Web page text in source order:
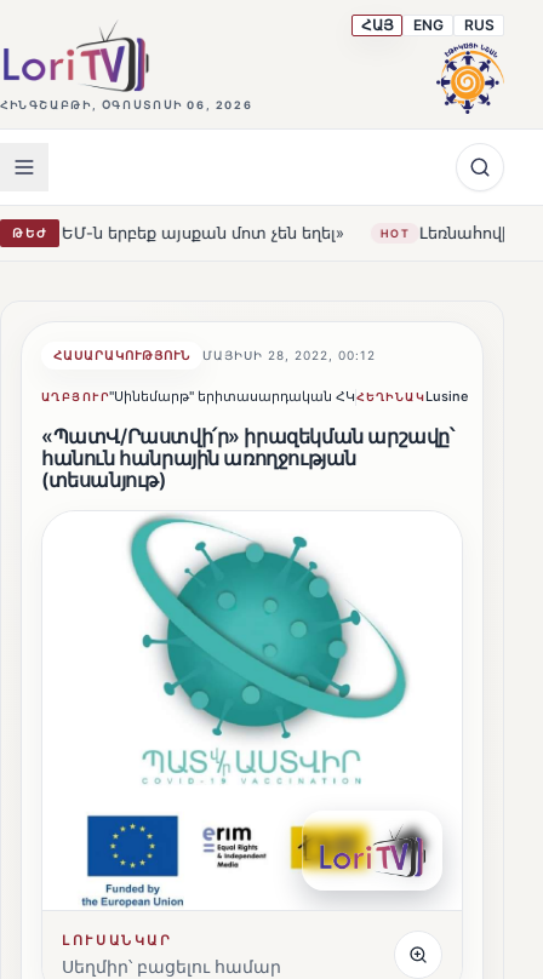
ՀԻՆԳՇԱԲԹԻ, ՕԳՈՍՏՈՍԻ 06, 2026
ՀԱՅ ENG RUS
ԹԵԺ մոտ չեն եղել» HOT Լեռնահովիտի Սուրբ Ստեփանոս
ՀԱՍԱՐԱԿՈՒԹՅՈՒՆ ՄԱՅԻՍԻ 28, 2022, 00:12
ԱՂԲՅՈՒՐ"Սինեմարթ" երիտասարդական ՀԿՀԵՂԻՆԱԿLusine Sargsyan
«ՊատՎ/Րաստվի՛ր» իրազեկման արշավը՝
հանուն հանրային առողջության
(տեսանյութ)
ԼՈՒՍԱՆԿԱՐ
Սեղմիր՝ բացելու համար